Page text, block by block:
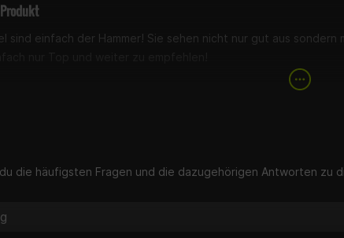
sind einfach der Hammer! Sie sehen nicht nur gut aus sondern
die häufigsten Fragen und die dazugehörigen Antworten zu